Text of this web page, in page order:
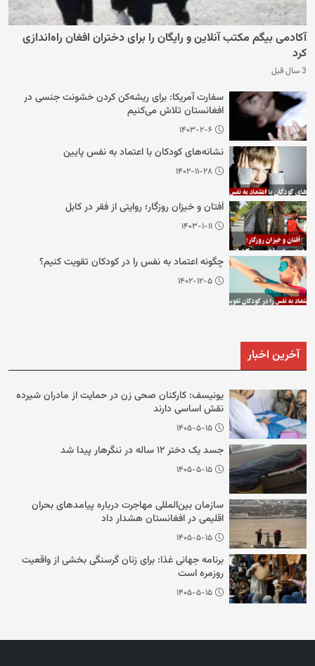
آکادمی بیگم مکتب آنلاین و رایگان را برای دختران افغان راه‌اندازی
کرد
3 سال قبل
سفارت آمریکا: برای ریشه‌کن کردن خشونت جنسی در
افغانستان تلاش می‌کنیم
۱۴۰۳-۲-۶
نشانه‌های کودکان با اعتماد به نفس پایین
۱۴۰۲-۱۱-۲۸
اُفتان و خیزان روزگار؛ روایتی از فقر در کابل
۱۴۰۳-۱-۱۱
چگونه اعتماد به نفس را در کودکان تقویت کنیم؟
۱۴۰۲-۱۲-۵
آخرین اخبار
یونیسف: کارکنان صحی زن در حمایت از مادران شیرده
نقش اساسی دارند
۱۴۰۵-۵-۱۵
جسد یک دختر ۱۲ ساله در ننگرهار پیدا شد
۱۴۰۵-۵-۱۵
سازمان بین‌المللی مهاجرت درباره پیامدهای بحران
اقلیمی در افغانستان هشدار داد
۱۴۰۵-۵-۱۵
برنامه جهانی غذا: برای زنان گرسنگی بخشی از واقعیت
روزمره است
۱۴۰۵-۵-۱۵